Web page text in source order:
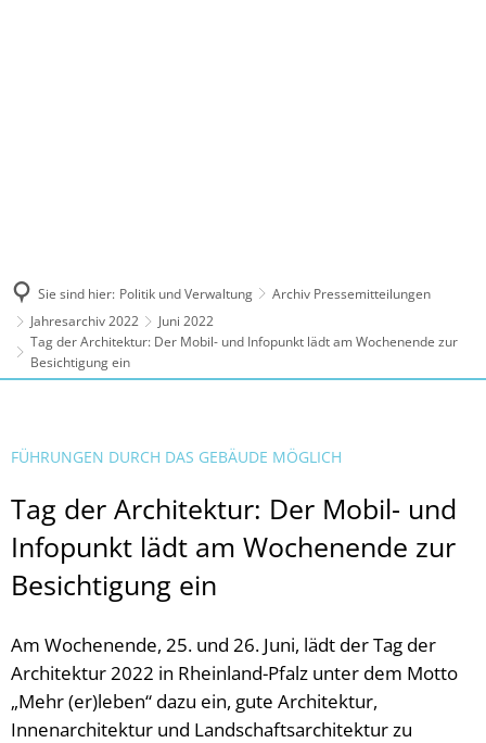
Sie sind hier: Politik und Verwaltung
Archiv Pressemitteilungen
Jahresarchiv 2022
Juni 2022
Tag der Architektur: Der Mobil- und Infopunkt lädt am Wochenende zur
Besichtigung ein
FÜHRUNGEN DURCH DAS GEBÄUDE MÖGLICH
Tag der Architektur: Der Mobil- und
Infopunkt lädt am Wochenende zur
Besichtigung ein
Am Wochenende, 25. und 26. Juni, lädt der Tag der
Architektur 2022 in Rheinland-Pfalz unter dem Motto
„Mehr (er)leben“ dazu ein, gute Architektur,
Innenarchitektur und Landschaftsarchitektur zu